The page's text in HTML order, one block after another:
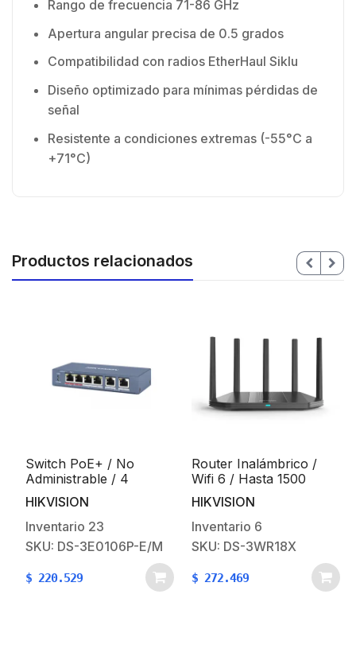
Rango de frecuencia 71-86 GHz
Apertura angular precisa de 0.5 grados
Compatibilidad con radios EtherHaul Siklu
Diseño optimizado para mínimas pérdidas de
señal
Resistente a condiciones extremas (-55°C a
+71°C)
Productos relacionados
Switch PoE+ / No
Administrable / 4
Puertos 10/100 Mbps
PoE+ (hasta 300 m) + 2
Puertos 10/100 Mbps
Uplink / 35 W
HIKVISION
Inventario23
SKU: DS-3E0106P-E/M
$220.529
Router Inalámbrico /
Wifi 6 / Hasta 1500
Mbps / Doble Banda AC
(2.4 GHz y 5 GHz) / 4
Puertos 1000 Mbps / 4
Antenas
Omnidireccional /
Interior / Beamforming
Optimizado
HIKVISION
Inventario6
SKU: DS-3WR18X
$272.469